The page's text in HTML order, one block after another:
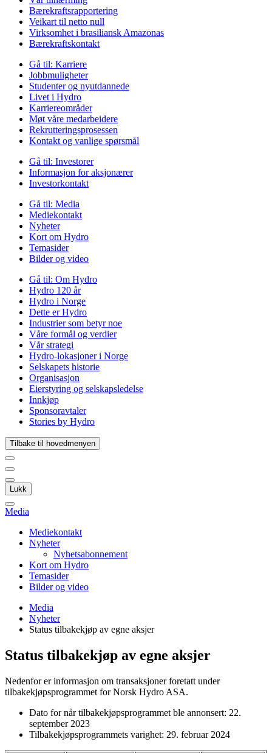
Bærekraftsrapportering
Veikart til netto null
Virksomhet i brasiliansk Amazonas
Bærekraftskontakt
Gå til: Karriere
Jobbmuligheter
Studenter og nyutdannede
Livet i Hydro
Karriereområder
Møt våre medarbeidere
Rekrutteringsprosessen
Kontakt og vanlige spørsmål
Gå til: Investorer
Informasjon for aksjonærer
Investorkontakt
Gå til: Media
Mediekontakt
Nyheter
Kort om Hydro
Temasider
Bilder og video
Gå til: Om Hydro
Hydro 120 år
Hydro i Norge
Dette er Hydro
Industrier som betyr noe
Våre formål og verdier
Vår strategi
Hydro-lokasjoner i Norge
Selskapets historie
Organisasjon
Eierstyring og selskapsledelse
Innkjøp
Sponsoravtaler
Stories by Hydro
Tilbake til hovedmenyen
Lukk
Media
Mediekontakt
Nyheter
Nyhetsabonnement
Kort om Hydro
Temasider
Bilder og video
Media
Nyheter
Status tilbakekjøp av egne aksjer
Status tilbakekjøp av egne aksjer
Nedenfor er informasjon om transaksjoner foretatt under
tilbakekjøpsprogrammet for Norsk Hydro ASA.
Dato for når tilbakekjøpsprogrammet ble annonsert: 22.
september 2023
Tilbakekjøpsprogrammets varighet: 29. februar 2024